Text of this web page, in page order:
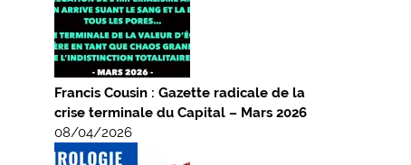
Francis Cousin : Gazette radicale de la
crise terminale du Capital – Mars 2026
08/04/2026